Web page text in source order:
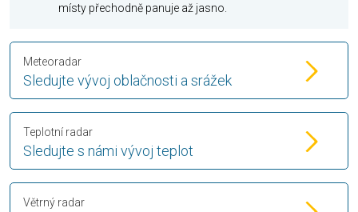
místy přechodně panuje až jasno.
Sledujte vývoj oblačnosti a srážek
Meteoradar
Sledujte s námi vývoj teplot
Teplotní radar
Větrný radar